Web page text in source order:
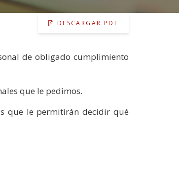
DESCARGAR PDF
de obligado cumplimiento
que le pedimos.
que le permitirán decidir qué